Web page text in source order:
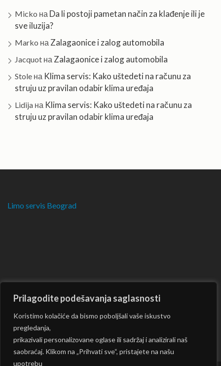
Prilagodite podešavanja saglasnosti
Koristimo kolačiće da bismo poboljšali vaše iskustvo
pregledanja,
prikazivali personalizovane oglase ili sadržaj i analizirali naš
saobraćaj. Klikom na „Prihvati sve“, pristajete na našu
upotrebu
Micko на Da li postoji pametan način za klađenje ili je
sve iluzija?
Marko на Zalagaonice i zalog automobila
Jacquot на Zalagaonice i zalog automobila
Stole на Klima servis: Kako uštedeti na računu za
struju uz pravilan odabir klima uređaja
Lidija на Klima servis: Kako uštedeti na računu za
struju uz pravilan odabir klima uređaja
Limo servis Beograd